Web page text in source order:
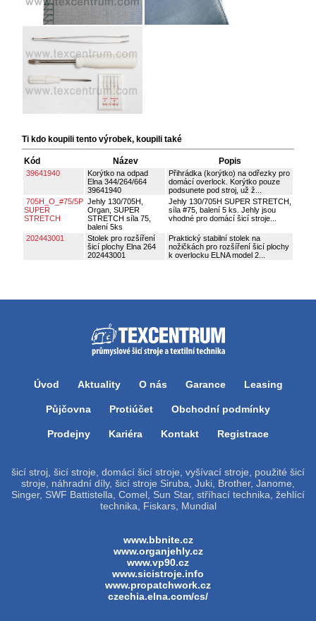
Ti kdo koupili tento výrobek, koupili také
Kód Název Popis
39641940
Korýtko na odpad
Elna 344/264/664
39641940
Přihrádka (korýtko) na odřezky pro
domácí overlock. Korýtko pouze
podsunete pod stroj, už ž...
705H_O_#75/5P
SUPER
STRETCH
Jehly 130/705H,
Organ, SUPER
STRETCH síla 75,
balení 5ks
Jehly 130/705H SUPER STRETCH,
síla #75, balení 5 ks. Jehly jsou
vhodné pro domácí šicí stroje...
202443001
Stolek pro rozšíření
šicí plochy Elna 264
202443001
Praktický stabilní stolek na
nožičkách pro rozšíření šicí plochy
k overlocku ELNA model 2...
Úvod Aktuality O nás Garance Leasing
Půjčovna Protiúčet Obchodní podmínky
Prodejny Kariéra Kontakt Registrace
šicí stroj, šicí stroje, domácí šicí stroje, vyšívací stroje, použité šicí
stroje, náhradní díly, šicí stroje Siruba, Juki, Brother, Janome,
Singer, SWF Battistella, Comel, Sun Star, stříhací technika, žehlící
technika, Fiskars, Mundial
www.bbnite.cz
www.organjehly.cz
www.vp90.cz
www.sicistroje.info
www.propatchwork.cz
czechia.elna.com/cs/